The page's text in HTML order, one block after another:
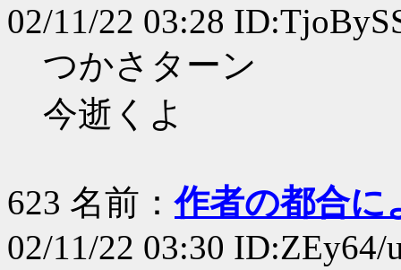
02/11/22 03:28
つかさターン
今逝くよ
623 名前：作者の都合に
02/11/22 03:30 ID:ZEy64/